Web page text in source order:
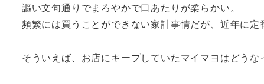
謳い文句通りでまろやかで口あたりが柔らかい。
頻繁には買うことができない家計事情だが、近年に定
そういえば、お店にキープしていたマイマヨはどうな